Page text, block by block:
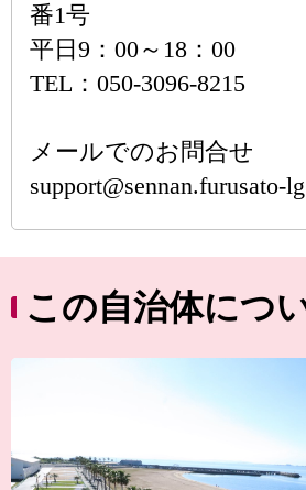
番1号
平日9：00～18：00
TEL：050-3096-8215
メールでのお問合せ
support@sennan.furusato-
この自治体につ